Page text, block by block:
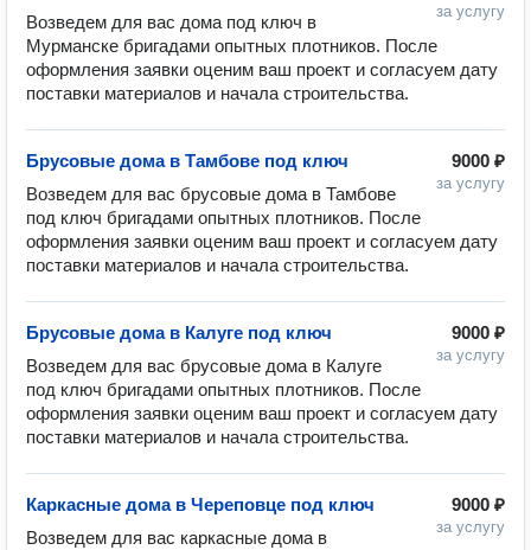
за услугу
Возведем для вас дома под ключ в
Мурманске бригадами опытных плотников. После
оформления заявки оценим ваш проект и согласуем дату
9000 ₽
за услугу
Брусовые дома в Тамбове под ключ
Возведем для вас брусовые дома в Тамбове
под ключ бригадами опытных плотников. После
оформления заявки оценим ваш проект и согласуем дату
9000 ₽
за услугу
Брусовые дома в Калуге под ключ
Возведем для вас брусовые дома в Калуге
под ключ бригадами опытных плотников. После
оформления заявки оценим ваш проект и согласуем дату
9000 ₽
за услугу
Каркасные дома в Череповце под ключ
Возведем для вас каркасные дома в